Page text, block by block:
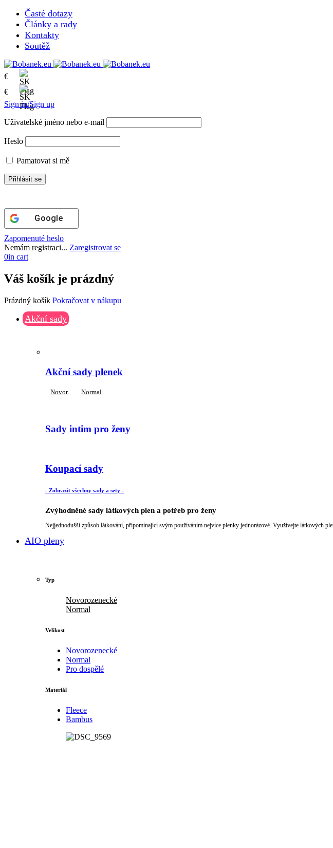
Časté dotazy
Články a rady
Kontakty
Soutěž
€
€
Sign in/Sign up
Uživatelské jméno nebo e-mail
Heslo
Pamatovat si mě
Google
Zapomenuté heslo
Nemám registraci... Zaregistrovat se
0in cart
Váš košík je prázdný
Prázdný košík Pokračovat v nákupu
Akční sady
Akční sady plenek
Novor. Normal
Sady intim pro ženy
Koupací sady
- Zobrazit všechny sady a sety -
Zvýhodněné sady látkových plen a potřeb pro ženy
Nejjednodušší způsob látkování, připomínající svým používáním nejvíce plenky jednorázové. Využívejte látkových
AIO pleny
Typ
Novorozenecké
Normal
Velikost
Novorozenecké
Normal
Pro dospělé
Materiál
Fleece
Bambus